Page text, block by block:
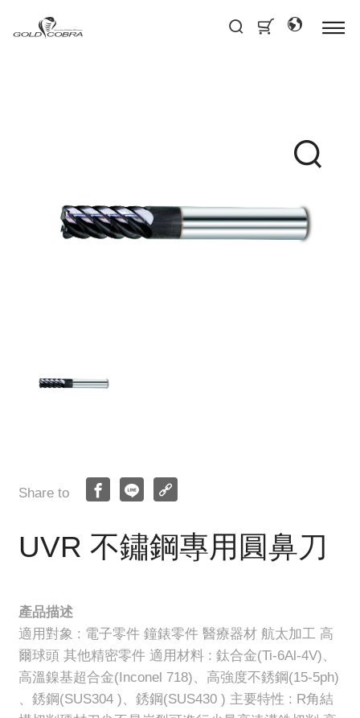
Share to
UVR 不鏽鋼專用圓鼻刀
產品描述
適用對象 : 電子零件 鐘錶零件 醫療器材 航太加工 高
爾球頭 其他精密零件 適用材料 : 鈦合金(Ti-6Al-4V)、
高溫鎳基超合金(Inconel 718)、高強度不銹鋼(15-5ph)
、銹鋼(SUS304 )、銹鋼(SUS430 ) 主要特性 : R角結